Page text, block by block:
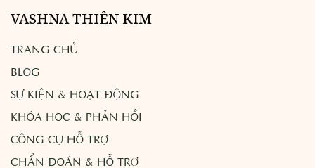
VASHNA THIÊN KIM
TRANG CHỦ
BLOG
SỰ KIỆN & HOẠT ĐỘNG
KHÓA HỌC & PHẢN HỒI
CÔNG CỤ HỖ TRỢ
CHẨN ĐOÁN & HỖ TRỢ